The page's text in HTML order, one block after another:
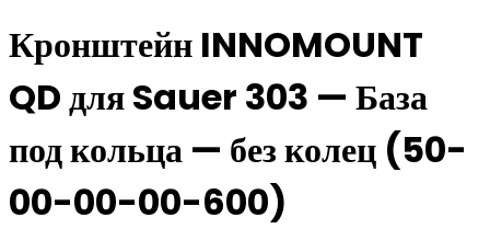
Кронштейн INNOMOUNT
QD для Sauer 303 — База
под кольца — без колец (50-
00-00-00-600)